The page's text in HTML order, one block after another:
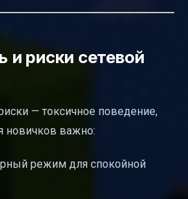
и риски сетевой
— токсичное поведение,
новичков важно:
режим для спокойной